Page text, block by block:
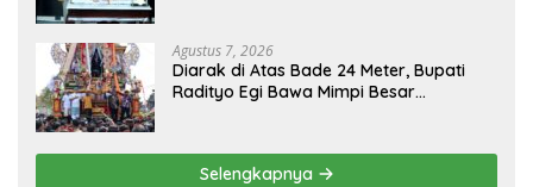
Agustus 7, 2026
Diarak di Atas Bade 24 Meter, Bupati
Radityo Egi Bawa Mimpi Besar
Selengkapnya